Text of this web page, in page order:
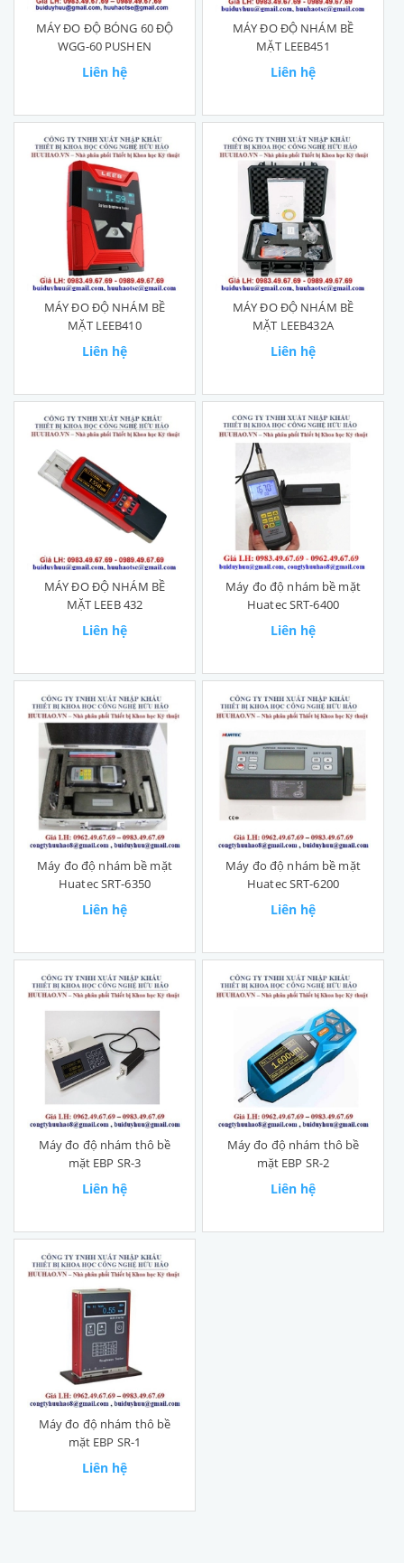
MÁY ĐO ĐỘ BÓNG 60 ĐỘ
WGG-60 PUSHEN
Liên hệ
MÁY ĐO ĐỘ NHÁM BỀ
MẶT LEEB451
Liên hệ
MÁY ĐO ĐỘ NHÁM BỀ
MẶT LEEB410
Liên hệ
MÁY ĐO ĐỘ NHÁM BỀ
MẶT LEEB432A
Liên hệ
MÁY ĐO ĐỘ NHÁM BỀ
MẶT LEEB 432
Liên hệ
Máy đo độ nhám bề mặt
Huatec SRT-6400
Liên hệ
Máy đo độ nhám bề mặt
Huatec SRT-6350
Liên hệ
Máy đo độ nhám bề mặt
Huatec SRT-6200
Liên hệ
Máy đo độ nhám thô bề
mặt EBP SR-3
Liên hệ
Máy đo độ nhám thô bề
mặt EBP SR-2
Liên hệ
Máy đo độ nhám thô bề
mặt EBP SR-1
Liên hệ